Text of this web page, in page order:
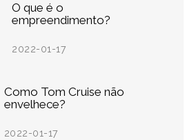
O que é o
empreendimento?
2022-01-17
Como Tom Cruise não
envelhece?
2022-01-17